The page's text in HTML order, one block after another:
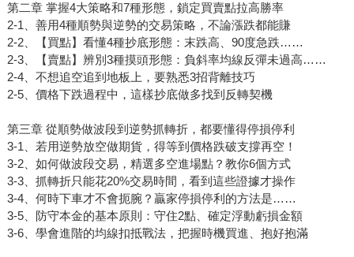
第二章 掌握4大策略和7種形態，鎖定買賣點拉高勝率
2-1、善用4種順勢與逆勢的交易策略，不論漲跌都能賺
2-2、【買點】看懂4種抄底形態：末跌高、90度急跌……
2-3、【賣點】辨別3種摸頭形態：負斜率均線反彈未過高……
2-4、不想追空追到地板上，要熟悉3招背離技巧
2-5、價格下跌過程中，這樣抄底做多找到反轉契機
第三章 從順勢做波段到逆勢抓轉折，都要懂得停損停利
3-1、若用逆勢放空做期貨，得等到價格跌破支撐再空！
3-2、如何做波段交易，精選多空進場點？教你6個方式
3-3、抓轉折只能花20%交易時間，看到這些證據才操作
3-4、何時下車才不會扼腕？贏家停損停利的方法是……
3-5、防守本金的基本原則：守住2點、確定浮動虧損金額
3-6、學會進階的均線扣抵戰法，把握時機買進、抱好抱滿